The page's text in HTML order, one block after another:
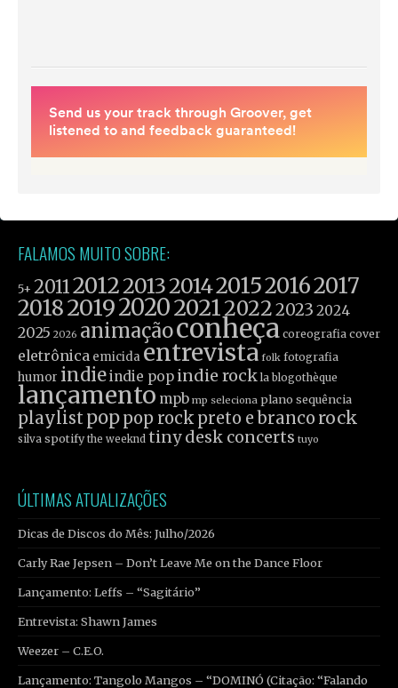
FALAMOS MUITO SOBRE:
5+ 2011201220132014201520162017
201820192020202120222023 2024
2025 2026 animaçãoconheça coreografia cover
eletrônica emicida entrevista folk fotografia
humor indieindie pop indie rock la blogothèque
lançamento mpb mp seleciona plano sequência
playlist poppop rock preto e branco rock
silva spotify the weeknd tiny desk concerts tuyo
ÚLTIMAS ATUALIZAÇÕES
Dicas de Discos do Mês: Julho/2026
Carly Rae Jepsen – Don’t Leave Me on the Dance Floor
Lançamento: Leffs – “Sagitário”
Entrevista: Shawn James
Weezer – C.E.O.
Lançamento: Tangolo Mangos – “DOMINÓ (Citação: “Falando